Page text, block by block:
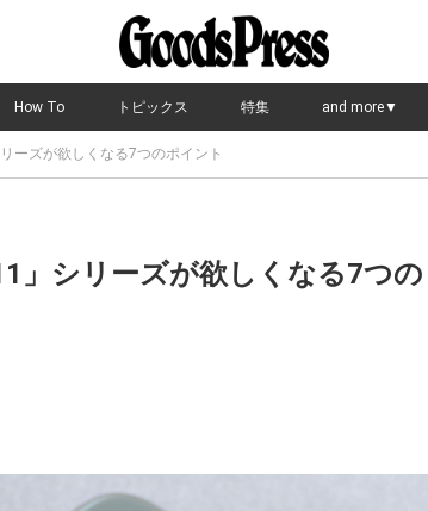
How To トピックス 特集 and more▼
ーズが欲しくなる7つのポイント
」シリーズが欲しくなる7つの